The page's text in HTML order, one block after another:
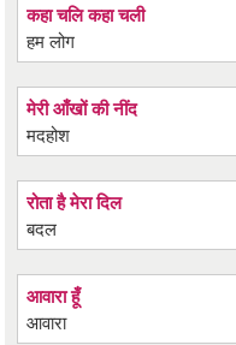
कहा चलि कहा चली
हम लोग
मेरी आँखों की नींद
मदहोश
रोता है मेरा दिल
बदल
आवारा हूँ
आवारा